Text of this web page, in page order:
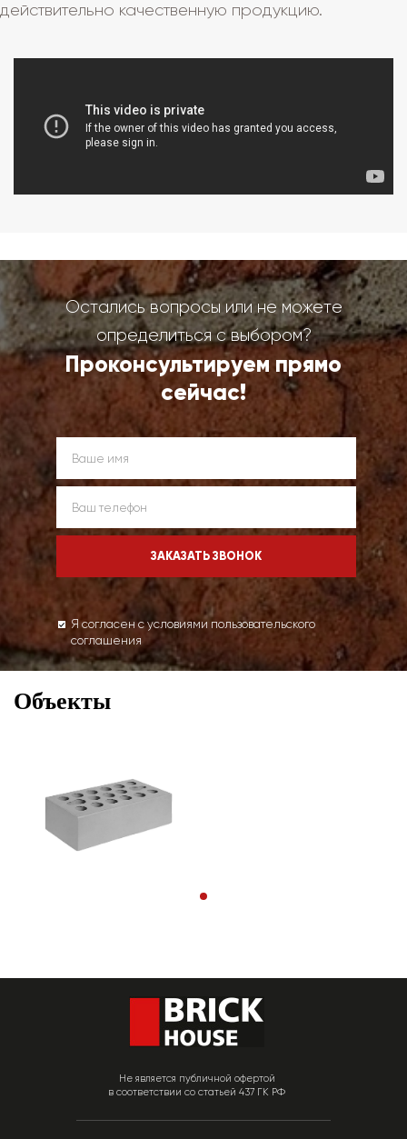
действительно качественную продукцию.
Остались вопросы или не можете
определиться с выбором?
Проконсультируем прямо
сейчас!
Я согласен с условиями пользовательского
соглашения
Объекты
Не является публичной офертой
в соответствии со статьей 437 ГК РФ